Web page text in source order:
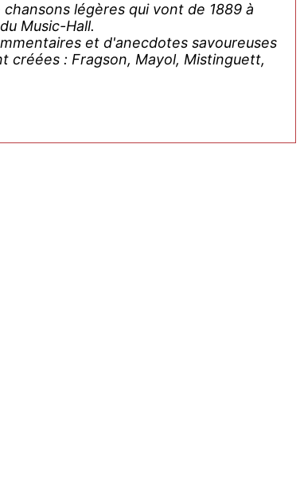
légères qui vont de 1889 à
Music-Hall.
et d'anecdotes savoureuses
créées : Fragson, Mayol, Mistinguett,